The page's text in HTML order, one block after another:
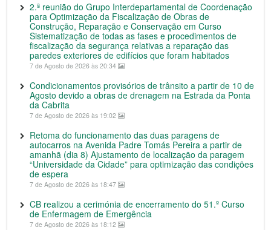
2.ª reunião do Grupo Interdepartamental de Coordenação
para Optimização da Fiscalização de Obras de
Construção, Reparação e Conservação em Curso
Sistematização de todas as fases e procedimentos de
fiscalização da segurança relativas a reparação das
paredes exteriores de edifícios que foram habitados
7 de Agosto de 2026 às 20:34
Condicionamentos provisórios de trânsito a partir de 10 de
Agosto devido a obras de drenagem na Estrada da Ponta
da Cabrita
7 de Agosto de 2026 às 19:02
Retoma do funcionamento das duas paragens de
autocarros na Avenida Padre Tomás Pereira a partir de
amanhã (dia 8) Ajustamento de localização da paragem
“Universidade da Cidade” para optimização das condições
de espera
7 de Agosto de 2026 às 18:47
CB realizou a cerimónia de encerramento do 51.º Curso
de Enfermagem de Emergência
7 de Agosto de 2026 às 18:12